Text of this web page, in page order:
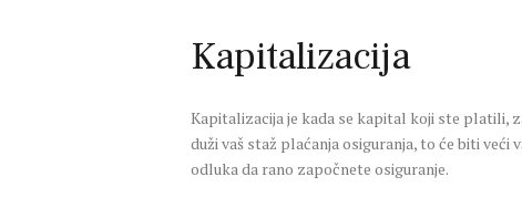
Kapitalizacija
Kapitalizacija je kada se kapital koji ste platili,
duži vaš staž plaćanja osiguranja, to će biti
odluka da rano započnete osiguranje.